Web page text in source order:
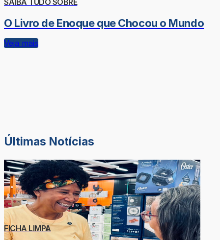
SAIBA TUDO SOBRE
O Livro de Enoque que Chocou o Mundo
Veja mais
Últimas Notícias
FICHA LIMPA